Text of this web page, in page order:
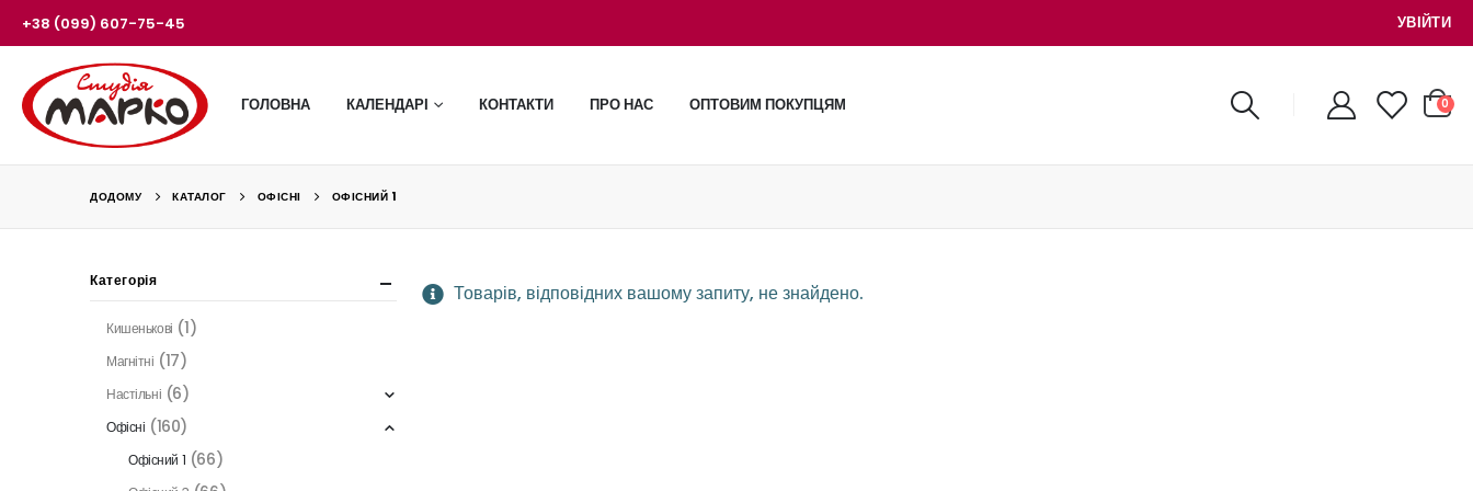
+38 (099) 607-75-45 УВІЙТИ
ГОЛОВНА КАЛЕНДАРІ КОНТАКТИ ПРО НАС ОПТОВИМ ПОКУПЦЯМ 0
ДОДОМУ КАТАЛОГ ОФІСНІ ОФІСНИЙ 1
Товарів, відповідних вашому запиту, не знайдено.
Категорія
Кишенькові (1)
Магнітні (17)
Настільні (6)
Офісні (160)
Офісний 1 (66)